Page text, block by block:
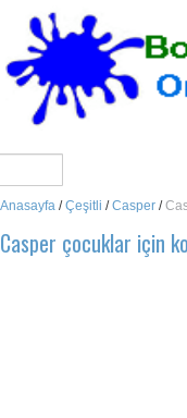
Anasayfa /Çeşitli /Casper /
Casper çocuklar için